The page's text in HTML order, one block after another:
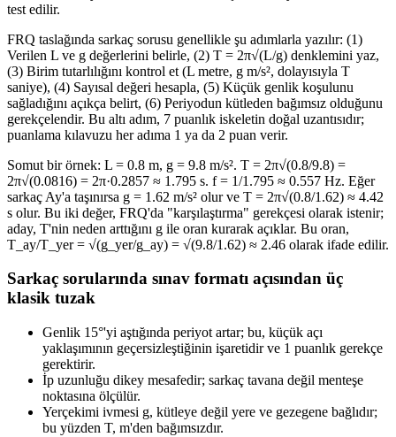
test edilir.
FRQ taslağında sarkaç sorusu genellikle şu adımlarla yazılır: (1)
Verilen L ve g değerlerini belirle, (2) T = 2π√(L/g) denklemini yaz,
(3) Birim tutarlılığını kontrol et (L metre, g m/s², dolayısıyla T
saniye), (4) Sayısal değeri hesapla, (5) Küçük genlik koşulunu
sağladığını açıkça belirt, (6) Periyodun kütleden bağımsız olduğunu
gerekçelendir. Bu altı adım, 7 puanlık iskeletin doğal uzantısıdır;
puanlama kılavuzu her adıma 1 ya da 2 puan verir.
Somut bir örnek: L = 0.8 m, g = 9.8 m/s². T = 2π√(0.8/9.8) =
2π√(0.0816) = 2π·0.2857 ≈ 1.795 s. f = 1/1.795 ≈ 0.557 Hz. Eğer
sarkaç Ay'a taşınırsa g = 1.62 m/s² olur ve T = 2π√(0.8/1.62) ≈ 4.42
s olur. Bu iki değer, FRQ'da "karşılaştırma" gerekçesi olarak istenir;
aday, T'nin neden arttığını g ile oran kurarak açıklar. Bu oran,
T_ay/T_yer = √(g_yer/g_ay) = √(9.8/1.62) ≈ 2.46 olarak ifade edilir.
Sarkaç sorularında sınav formatı açısından üç
klasik tuzak
Genlik 15°'yi aştığında periyot artar; bu, küçük açı
yaklaşımının geçersizleştiğinin işaretidir ve 1 puanlık gerekçe
gerektirir.
İp uzunluğu dikey mesafedir; sarkaç tavana değil menteşe
noktasına ölçülür.
Yerçekimi ivmesi g, kütleye değil yere ve gezegene bağlıdır;
bu yüzden T, m'den bağımsızdır.